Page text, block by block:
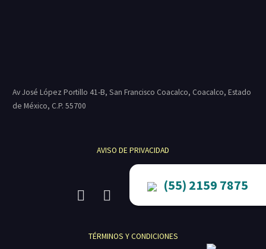
(55) 2159 7875
Av José López Portillo 41-B, San Francisco Coacalco, Coacalco, Estado
de México, C.P. 55700
AVISO DE PRIVACIDAD
TÉRMINOS Y CONDICIONES